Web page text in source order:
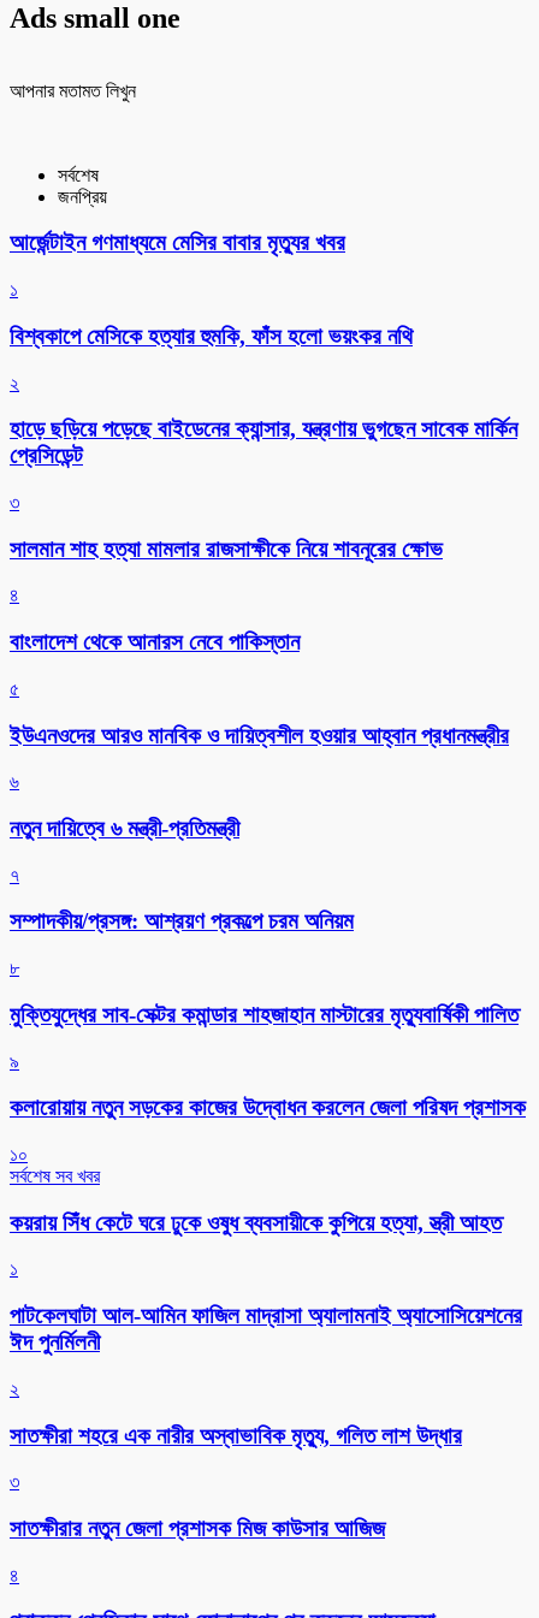
Ads small one
আপনার মতামত লিখুন
সর্বশেষ
জনপ্রিয়
আর্জেন্টাইন গণমাধ্যমে মেসির বাবার মৃত্যুর খবর
১
বিশ্বকাপে মেসিকে হত্যার হুমকি, ফাঁস হলো ভয়ংকর নথি
২
হাড়ে ছড়িয়ে পড়েছে বাইডেনের ক্যান্সার, যন্ত্রণায় ভুগছেন সাবেক মার্কিন
প্রেসিডেন্ট
৩
সালমান শাহ হত্যা মামলার রাজসাক্ষীকে নিয়ে শাবনূরের ক্ষোভ
৪
বাংলাদেশ থেকে আনারস নেবে পাকিস্তান
৫
ইউএনওদের আরও মানবিক ও দায়িত্বশীল হওয়ার আহ্বান প্রধানমন্ত্রীর
৬
নতুন দায়িত্বে ৬ মন্ত্রী-প্রতিমন্ত্রী
৭
সম্পাদকীয়/প্রসঙ্গ: আশ্রয়ণ প্রকল্পে চরম অনিয়ম
৮
মুক্তিযুদ্ধের সাব-সেক্টর কমান্ডার শাহজাহান মাস্টারের মৃত্যুবার্ষিকী পালিত
৯
কলারোয়ায় নতুন সড়কের কাজের উদ্বোধন করলেন জেলা পরিষদ প্রশাসক
১০
সর্বশেষ সব খবর
কয়রায় সিঁধ কেটে ঘরে ঢুকে ওষুধ ব্যবসায়ীকে কুপিয়ে হত্যা, স্ত্রী আহত
১
পাটকেলঘাটা আল-আমিন ফাজিল মাদ্রাসা অ্যালামনাই অ্যাসোসিয়েশনের
ঈদ পুনর্মিলনী
২
সাতক্ষীরা শহরে এক নারীর অস্বাভাবিক মৃত্যু, গলিত লাশ উদ্ধার
৩
সাতক্ষীরার নতুন জেলা প্রশাসক মিজ কাউসার আজিজ
৪